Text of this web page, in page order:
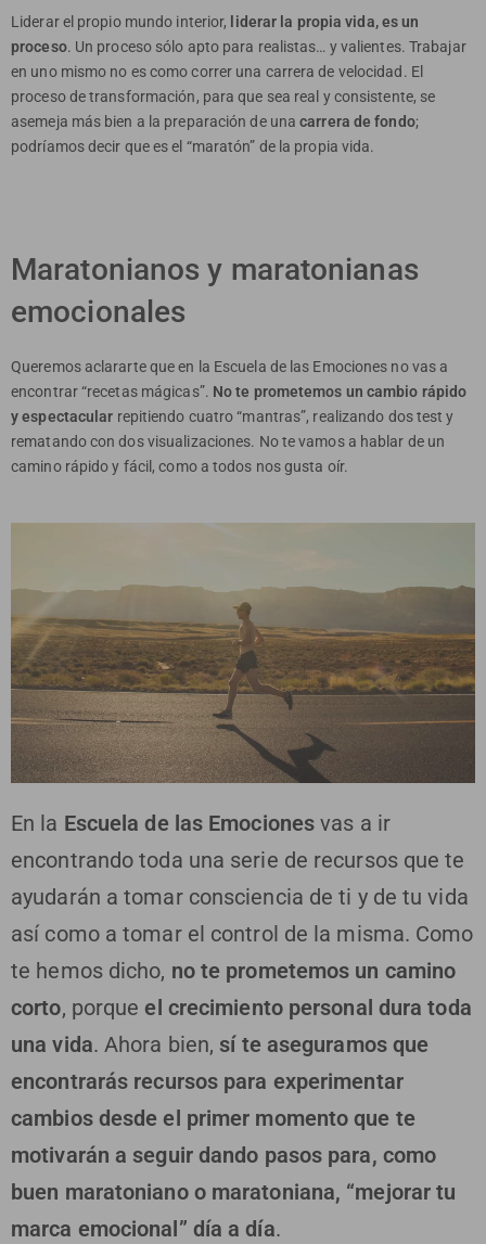
Liderar el propio mundo interior, liderar la propia vida, es un
proceso. Un proceso sólo apto para realistas… y valientes. Trabajar
en uno mismo no es como correr una carrera de velocidad. El
proceso de transformación, para que sea real y consistente, se
asemeja más bien a la preparación de unacarrera de fondo;
podríamos decir que es el “maratón” de la propia vida.
Maratonianos y maratonianas
emocionales
Queremos aclararte que en la Escuela de las Emociones no vas a
encontrar “recetas mágicas”. No te prometemos un cambio rápido
y espectacular repitiendo cuatro “mantras”, realizando dos test y
rematando con dos visualizaciones. No te vamos a hablar de un
camino rápido y fácil, como a todos nos gusta oír.
En la Escuela de las Emociones vas a ir
encontrando toda una serie de recursos que te
ayudarán a tomar consciencia de ti y de tu vida
así como a tomar el control de la misma. Como
te hemos dicho, no te prometemos un camino
corto, porqueel crecimiento personal dura toda
una vida. Ahora bien, sí te aseguramos que
encontrarás recursos para experimentar
cambios desde el primer momento que te
motivarán a seguir dando pasos para, como
buen maratoniano o maratoniana, “mejorar tu
marca emocional” día a día.